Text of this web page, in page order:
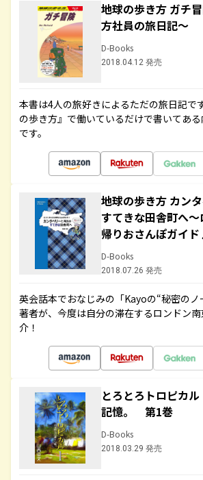
地球の歩き方 ガチ
方社員の旅日記～
D-Books
2018.04.12 発売
本書は4人の旅好きによるただの旅日記で
の歩き方』で働いているだけで書いてあ
です。
地球の歩き方 カン
すてきな田舎町へ
帰りおさんぽガイ
D-Books
2018.07.26 発売
英会話本でおなじみの「Kayoの“秘密のノ
著者が、今度は自分の滞在するロンドン
介！
とろとろトロピカ
記憶。 第1巻
D-Books
2018.03.29 発売